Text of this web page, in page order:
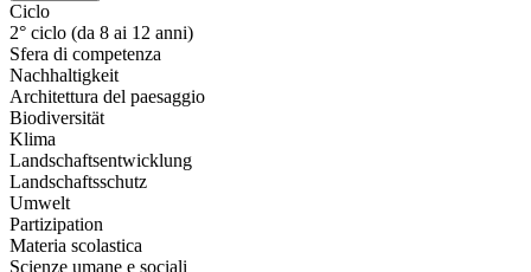
Ciclo
2° ciclo (da 8 ai 12 anni)
Sfera di competenza
Nachhaltigkeit
Architettura del paesaggio
Biodiversität
Klima
Landschaftsentwicklung
Landschaftsschutz
Umwelt
Partizipation
Materia scolastica
Scienze umane e sociali